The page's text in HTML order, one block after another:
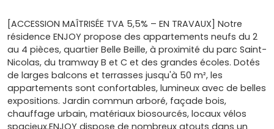
[ACCESSION MAÎTRISÉE TVA 5,5% – EN TRAVAUX] Notre
résidence ENJOY propose des appartements neufs du 2
au 4 pièces, quartier Belle Beille, à proximité du parc Saint-
Nicolas, du tramway B et C et des grandes écoles. Dotés
de larges balcons et terrasses jusqu'à 50 m², les
appartements sont confortables, lumineux avec de belles
expositions. Jardin commun arboré, façade bois,
chauffage urbain, matériaux biosourcés, locaux vélos
spacieux.ENJOY dispose de nombreux atouts dans un